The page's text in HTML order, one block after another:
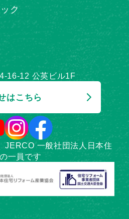
ク
16-12 公英ビル1F
はこちら
JERCO 一般社団法人日本住
一員です